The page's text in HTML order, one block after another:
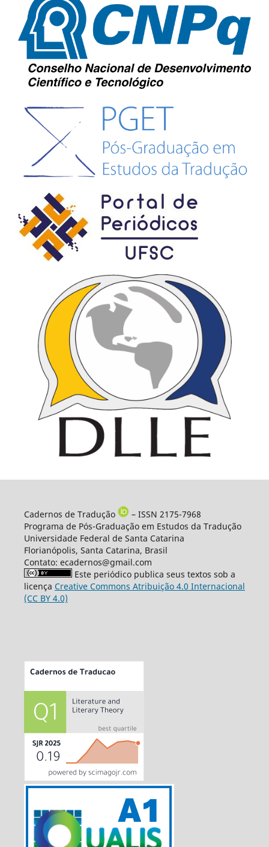
Cadernos de Tradução
– ISSN 2175-7968
Programa de Pós-Graduação em Estudos da Tradução
Universidade Federal de Santa Catarina
Florianópolis, Santa Catarina, Brasil
Contato: ecadernos@gmail.com
Este periódico publica seus textos sob a
licença Creative Commons Atribuição 4.0 Internacional
(CC BY 4.0)